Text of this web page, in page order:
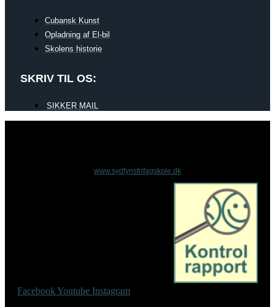
Cubansk Kunst
Opladning af El-bil
Skolens historie
SKRIV TIL OS:
SIKKER MAIL
www.sydfynsfrifagskole.dk
Facebook Youtube Instagram